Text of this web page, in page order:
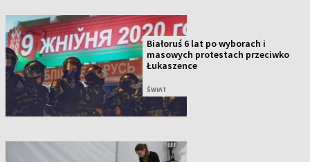
Białoruś 6 lat po wyborach i
masowych protestach przeciwko
Łukaszence
ŚWIAT